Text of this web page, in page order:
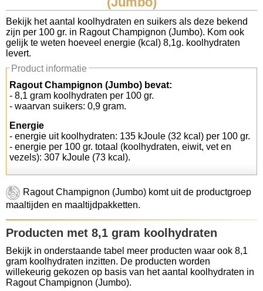
Koolhydraten tellen
Links
Bekijk het aantal koolhydraten en suikers als deze bekend
zijn per 100 gr. in Ragout Champignon (Jumbo). Kom ook
gelijk te weten hoeveel energie (kcal) 8,1g. koolhydraten
levert.
Product informatie
Ragout Champignon (Jumbo) bevat:
- 8,1 gram koolhydraten per 100 gr.
- waarvan suikers: 0,9 gram.
Energie
- energie uit koolhydraten: 135 kJoule (32 kcal) per 100 gr.
- energie per 100 gr. totaal (koolhydraten, eiwit, vet en
vezels): 307 kJoule (73 kcal).
Ragout Champignon (Jumbo) komt uit de productgroep
maaltijden en maaltijdpakketten.
Producten met 8,1 gram koolhydraten
Bekijk in onderstaande tabel meer producten waar ook 8,1
gram koolhydraten inzitten. De producten worden
willekeurig gekozen op basis van het aantal koolhydraten in
Ragout Champignon (Jumbo).